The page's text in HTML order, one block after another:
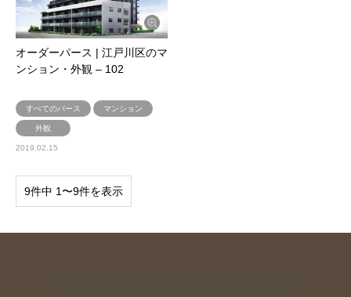
オーダーパース | 江戸川区のマ
ンション・外観 – 102
すべてのパース マンション
外観
2019.02.15
9件中 1〜9件を表示